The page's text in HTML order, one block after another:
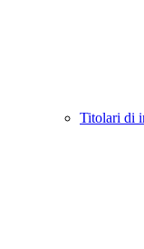
Titolari di